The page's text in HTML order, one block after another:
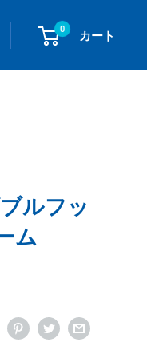
0 カート
ルフッ
ム